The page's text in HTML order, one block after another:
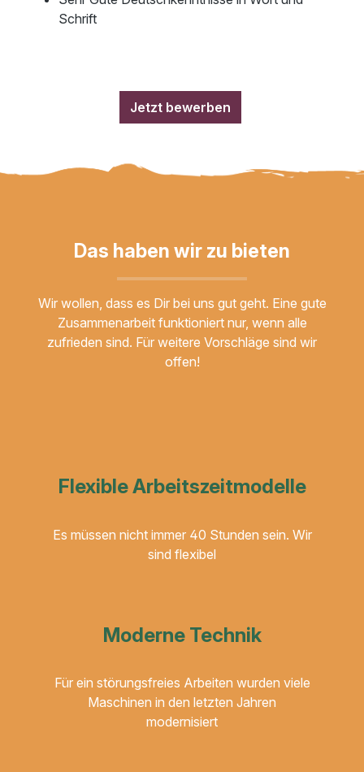
Schrift
Jetzt bewerben
Das haben wir zu bieten
Wir wollen, dass es Dir bei uns gut geht. Eine gute
Zusammenarbeit funktioniert nur, wenn alle
zufrieden sind. Für weitere Vorschläge sind wir
offen!
Flexible Arbeitszeitmodelle
Es müssen nicht immer 40 Stunden sein. Wir
sind flexibel
Moderne Technik
Für ein störungsfreies Arbeiten wurden viele
Maschinen in den letzten Jahren
modernisiert